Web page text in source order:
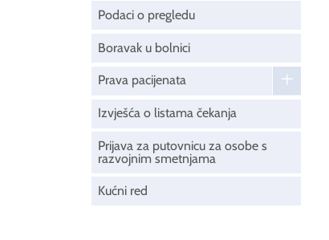
Podaci o pregledu
Boravak u bolnici
Prava pacijenata
Izvješća o listama čekanja
Prijava za putovnicu za osobe s
razvojnim smetnjama
Kućni red